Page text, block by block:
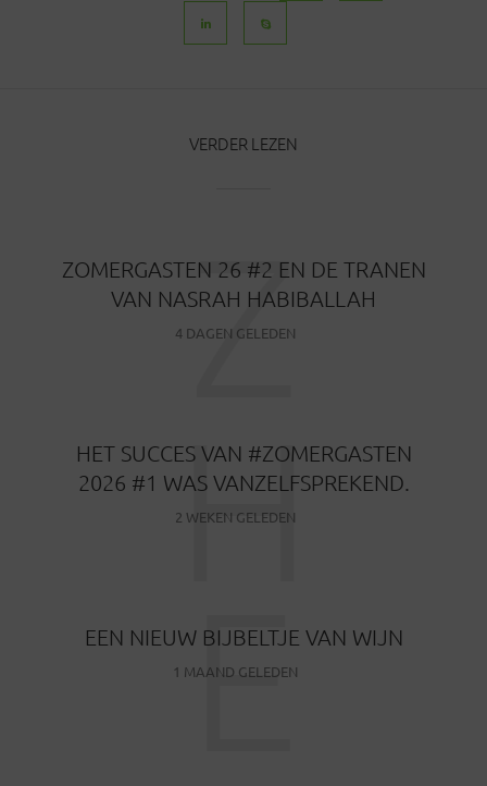
VERDER LEZEN
ZOMERGASTEN 26 #2 EN DE TRANEN
VAN NASRAH HABIBALLAH
4 DAGEN GELEDEN
Z
HET SUCCES VAN #ZOMERGASTEN
2026 #1 WAS VANZELFSPREKEND.
2 WEKEN GELEDEN
H
EEN NIEUW BIJBELTJE VAN WIJN
1 MAAND GELEDEN
E